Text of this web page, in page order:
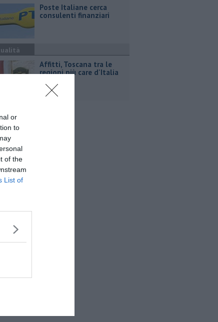
or
to
of the
List of
Poste Italiane cerca
consulenti finanziari
Affitti, Toscana tra le
regioni più care d'Italia